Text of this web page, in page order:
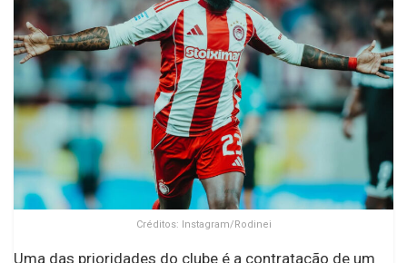
Créditos: Instagram/Rodinei
Uma das prioridades do clube é a contratação de um